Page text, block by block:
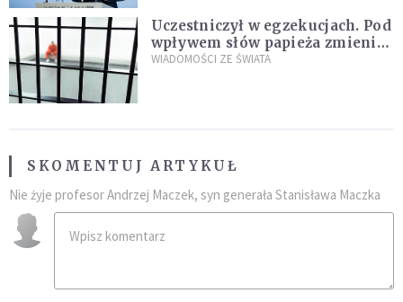
Uczestniczył w egzekucjach. Pod
wpływem słów papieża zmienił
zdanie
WIADOMOŚCI ZE ŚWIATA
SKOMENTUJ ARTYKUŁ
Nie żyje profesor Andrzej Maczek, syn generała Stanisława Maczka